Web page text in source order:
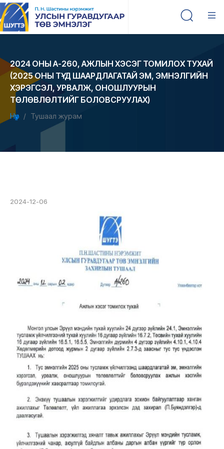
2024 ОНЫ А-260, АЖЛЫН ХЭСЭГ ТОМИЛОХ ТУХАЙ
(2025 ОНЫ ТҮ-Д ШААРДЛАГАТАЙ ЭМ, ЭМНЭЛГИЙН
ХЭРЭГСЭЛ, УРВАЛЖ, ОНОШЛУУРЫН
ТӨЛӨВЛӨЛТИЙГ БОЛОВСРУУЛАХ)
Нүүр Тушаал журам
2024-12-06